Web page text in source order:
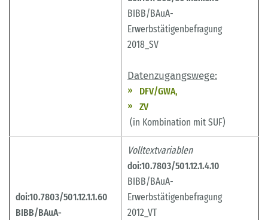
BIBB/BAuA-
Erwerbstätigenbefragung
2018_SV
Datenzugangswege:
DFV/GWA,
ZV
(in Kombination mit SUF)
doi:10.7803/501.12.1.1.60
BIBB/BAuA-
Volltextvariablen
doi:10.7803/501.12.1.4.10
BIBB/BAuA-
Erwerbstätigenbefragung
2012_VT